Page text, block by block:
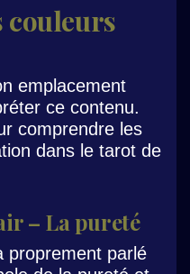
couleurs
emplacement
ce contenu.
comprendre les
dans le tarot de
– La pureté
proprement parlé